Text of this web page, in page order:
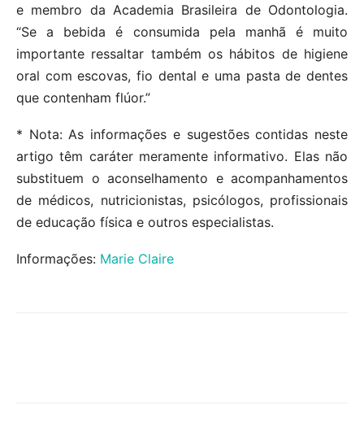
e membro da Academia Brasileira de Odontologia.
“Se a bebida é consumida pela manhã é muito
importante ressaltar também os hábitos de higiene
oral com escovas, fio dental e uma pasta de dentes
que contenham flúor.”
* Nota: As informações e sugestões contidas neste
artigo têm caráter meramente informativo. Elas não
substituem o aconselhamento e acompanhamentos
de médicos, nutricionistas, psicólogos, profissionais
de educação física e outros especialistas.
Informações: Marie Claire